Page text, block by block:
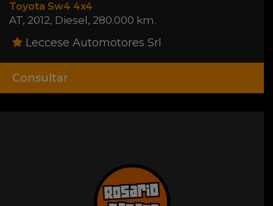
Toyota Sw4 4x4
AT, 2012, Diesel , 280.000 km.
Leccese Automotores Srl
Consultar